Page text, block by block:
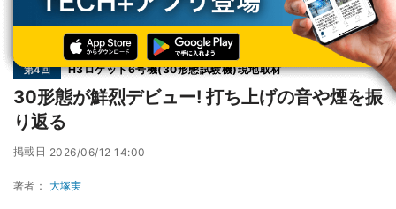
30形態が鮮烈デビュー! 打ち上げの音や煙を振り返る
第4回 H3ロケット6号機(30形態試験機)現地取材
30形態が鮮烈デビュー! 打ち上げの音や煙を振
り返る
掲載日 2026/06/12 14:00
著者： 大塚実